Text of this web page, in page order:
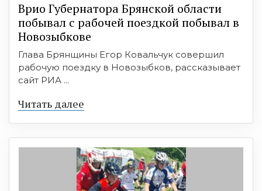
Врио Губернатора Брянской области
побывал с рабочей поездкой побывал в
Новозыбкове
Глава Брянщины Егор Ковальчук совершил
рабочую поездку в Новозыбков, рассказывает
сайт РИА ...
Читать далее